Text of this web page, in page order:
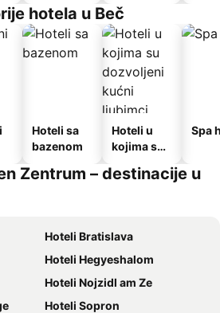
hotela u Beč
Hoteli sa
bazenom
Hoteli u
kojima su
kućni
Spa
Zentrum – destinacije u
Hoteli Bratislava
Hoteli Hegyeshalom
Hoteli Nojzidl am Ze
Hoteli Sopron